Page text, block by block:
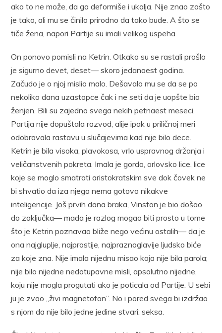
ako to ne može, da ga deformiše i ukalja. Nije znao zašto
je tako, ali mu se činilo prirodno da tako bude. A što se
tiče žena, napori Partije su imali velikog uspeha.
On ponovo pomisli na Ketrin. Otkako su se rastali prošlo
je sigurno devet, deset— skoro jedanaest godina.
Začudo je o njoj mislio malo. Dešavalo mu se da se po
nekoliko dana uzastopce čak i ne seti da je uopšte bio
ženjen. Bili su zajedno svega nekih petnaest meseci.
Partija nije dopuštala razvod, alije ipak u priličnoj meri
odobravala rastavu u slučajevima kad nije bilo dece.
Ketrin je bila visoka, plavokosa, vrlo uspravnog držanja i
veličanstvenih pokreta. Imala je gordo, orlovsko lice, lice
koje se moglo smatrati aristokratskim sve dok čovek ne
bi shvatio da iza njega nema gotovo nikakve
inteligencije. Još prvih dana braka, Vinston je bio došao
do zaključka— mada je razlog mogao biti prosto u tome
što je Ketrin poznavao bliže nego većinu ostalih— da je
ona najgluplje, najprostije, najpraznoglavije ljudsko biće
za koje zna. Nije imala nijednu misao koja nije bila parola;
nije bilo nijedne nedotupavne misli, apsolutno nijedne,
koju nije mogla progutati ako je poticala od Partije. U sebi
ju je zvao „živi magnetofon”. No i pored svega bi izdržao
s njom da nije bilo jedne jedine stvari: seksa.